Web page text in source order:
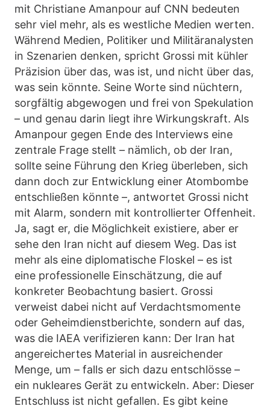
mit Christiane Amanpour auf CNN bedeuten
sehr viel mehr, als es westliche Medien werten.
Während Medien, Politiker und Militäranalysten
in Szenarien denken, spricht Grossi mit kühler
Präzision über das, was ist, und nicht über das,
was sein könnte. Seine Worte sind nüchtern,
sorgfältig abgewogen und frei von Spekulation
– und genau darin liegt ihre Wirkungskraft. Als
Amanpour gegen Ende des Interviews eine
zentrale Frage stellt – nämlich, ob der Iran,
sollte seine Führung den Krieg überleben, sich
dann doch zur Entwicklung einer Atombombe
entschließen könnte –, antwortet Grossi nicht
mit Alarm, sondern mit kontrollierter Offenheit.
Ja, sagt er, die Möglichkeit existiere, aber er
sehe den Iran nicht auf diesem Weg. Das ist
mehr als eine diplomatische Floskel – es ist
eine professionelle Einschätzung, die auf
konkreter Beobachtung basiert. Grossi
verweist dabei nicht auf Verdachtsmomente
oder Geheimdienstberichte, sondern auf das,
was die IAEA verifizieren kann: Der Iran hat
angereichertes Material in ausreichender
Menge, um – falls er sich dazu entschlösse –
ein nukleares Gerät zu entwickeln. Aber: Dieser
Entschluss ist nicht gefallen. Es gibt keine